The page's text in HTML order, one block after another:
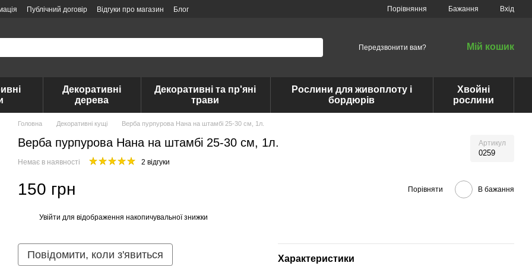
Публічний договір Відгуки про магазин Блог Порівняння Бажання Вхід
Передзвонити вам? Мій кошик
Декоративні
дерева
Декоративні та пр'яні
трави
Рослини для живоплоту і
бордюрів
Хвойні
рослини
Головна Декоративні кущі Верба пурпурова Нана на штамбі 25-30 см, 1л.
Верба пурпурова Нана на штамбі 25-30 см, 1л. Артикул
0259
Немає в наявності 2 відгуки
150 грн Порівняти В бажання
Увійти для відображення накопичувальної знижки
Повідомити, коли з'явиться Характеристики